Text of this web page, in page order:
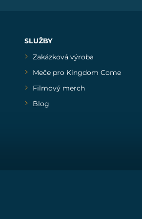
SLUŽBY
Zakázková výroba
Meče pro Kingdom Come
Filmový merch
Blog